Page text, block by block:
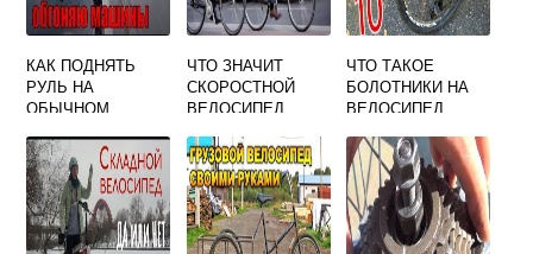
КАК ПОДНЯТЬ
РУЛЬ НА
ОБЫЧНОМ
ЧТО ЗНАЧИТ
СКОРОСТНОЙ
ВЕЛОСИПЕД
ЧТО ТАКОЕ
БОЛОТНИКИ НА
ВЕЛОСИПЕД